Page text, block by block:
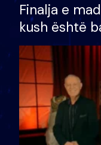
Finalja e
kush është
shtëpinë
të fituar